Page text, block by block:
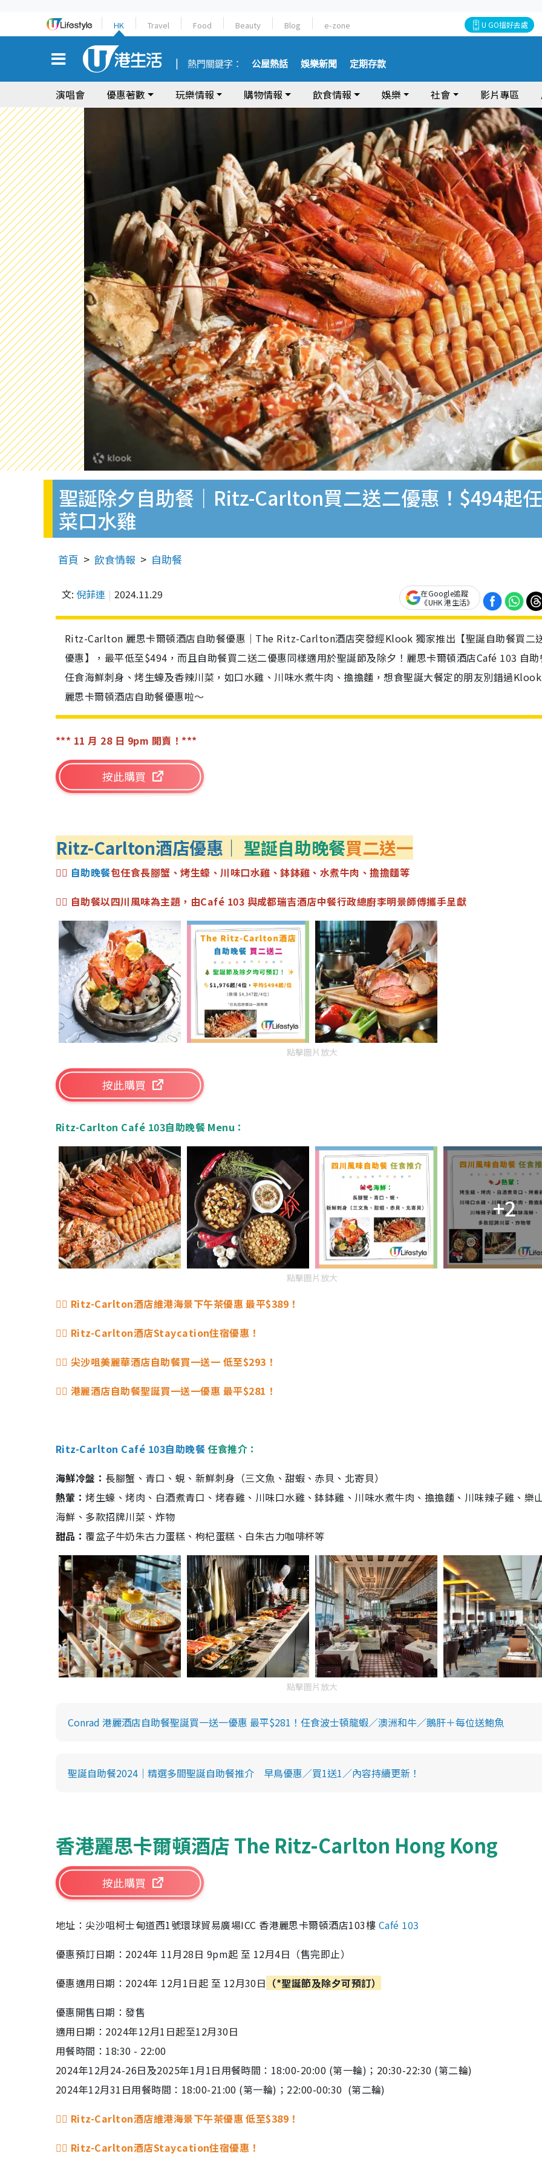
HK Travel Food Beauty Blog e-zone U GO搵好去處
熱門關鍵字： 公屋熱話 娛樂新聞 定期存款
演唱會 優惠著數 玩樂情報 購物情報 飲食情報 娛樂 社會 影片專區
聖誕除夕自助餐｜Ritz-Carlton買二送二優惠！$494起
菜口水雞
首頁 飲食情報 自助餐
文: 倪菲連 2024.11.29
在Google追蹤
《UHK 港生活》
Ritz-Carlton 麗思卡爾頓酒店自助餐優惠｜The Ritz-Carlton酒店突發經Klook 獨家推出【聖誕自助餐買二
優惠】，最平低至$494，而且自助餐買二送二優惠同樣適用於聖誕節及除夕！麗思卡爾頓酒店Café 103 自
任食海鮮刺身、烤生蠔及香辣川菜，如口水雞、川味水煮牛肉、擔擔麵，想食聖誕大餐定的朋友別錯過
麗思卡爾頓酒店自助餐優惠啦～
*** 11 月 28 日 9pm 開賣！***
按此購買
Ritz-Carlton酒店優惠｜ 聖誕自助晚餐買二送一
👉🏻 自助晚餐包任食長腳蟹、烤生蠔、川味口水雞、鉢鉢雞、水煮牛肉、擔擔麵等
👉🏻 自助餐以四川風味為主題，由Café 103 與成都瑞吉酒店中餐行政總廚李明景師傅攜手呈獻
點擊圖片放大
按此購買
Ritz-Carlton Café 103自助晚餐 Menu：
+2
點擊圖片放大
👉🏻 Ritz-Carlton酒店維港海景下午茶優惠 最平$389！
👉🏻 Ritz-Carlton酒店Staycation住宿優惠！
👉🏻 尖沙咀美麗華酒店自助餐買一送一 低至$293！
👉🏻 港麗酒店自助餐聖誕買一送一優惠 最平$281！
Ritz-Carlton Café 103自助晚餐任食推介：
海鮮冷盤： 長腳蟹、青口、蜆、新鮮刺身（三文魚、甜蝦、赤貝、北寄貝）
熱葷：烤生蠔、烤肉、白酒煮青口、烤春雞、川味口水雞、鉢鉢雞、川味水煮牛肉、擔擔麵、川味辣子雞、樂
海鮮、多款招牌川菜、炸物
甜品： 覆盆子牛奶朱古力蛋糕、枸杞蛋糕、白朱古力咖啡杯等
點擊圖片放大
Conrad 港麗酒店自助餐聖誕買一送一優惠 最平$281！任食波士頓龍蝦／澳洲和牛／鵝肝＋每位送鮑魚
聖誕自助餐2024｜精選多間聖誕自助餐推介 早鳥優惠／買1送1／內容持續更新！
香港麗思卡爾頓酒店 The Ritz-Carlton Hong Kong
按此購買
地址：尖沙咀柯士甸道西1號環球貿易廣場ICC 香港麗思卡爾頓酒店103樓 Café 103
優惠預訂日期：2024年 11月28日 9pm起 至 12月4日（售完即止）
優惠適用日期：2024年 12月1日起 至 12月30日 （*聖誕節及除夕可預訂）
優惠開售日期：發售
適用日期：2024年12月1日起至12月30日
用餐時間：18:30 - 22:00
2024年12月24-26日及2025年1月1日用餐時間：18:00-20:00 (第一輪)；20:30-22:30 (第二輪)
2024年12月31日用餐時間：18:00-21:00 (第一輪)；22:00-00:30 (第二輪)
👉🏻 Ritz-Carlton酒店維港海景下午茶優惠 低至$389！
👉🏻 Ritz-Carlton酒店Staycation住宿優惠！